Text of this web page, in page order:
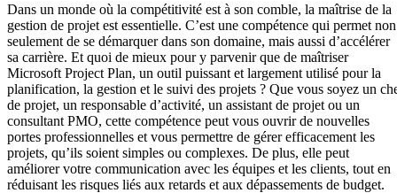
Dans un monde où la compétitivité est à son comble, la maîtrise de la
gestion de projet est essentielle. C’est une compétence qui permet non
seulement de se démarquer dans son domaine, mais aussi d’accélérer
sa carrière. Et quoi de mieux pour y parvenir que de maîtriser
Microsoft Project Plan, un outil puissant et largement utilisé pour la
planification, la gestion et le suivi des projets ? Que vous soyez un
de projet, un responsable d’activité, un assistant de projet ou un
consultant PMO, cette compétence peut vous ouvrir de nouvelles
portes professionnelles et vous permettre de gérer efficacement les
projets, qu’ils soient simples ou complexes. De plus, elle peut
améliorer votre communication avec les équipes et les clients, tout en
réduisant les risques liés aux retards et aux dépassements de budget.